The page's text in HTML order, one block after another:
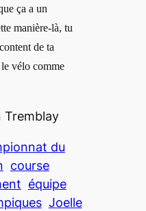
ça a un
manière-là, tu
de ta
vélo comme
Tremblay
du
course
équipe
Joelle